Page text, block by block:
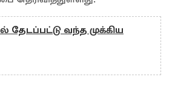
வந்த முக்கிய